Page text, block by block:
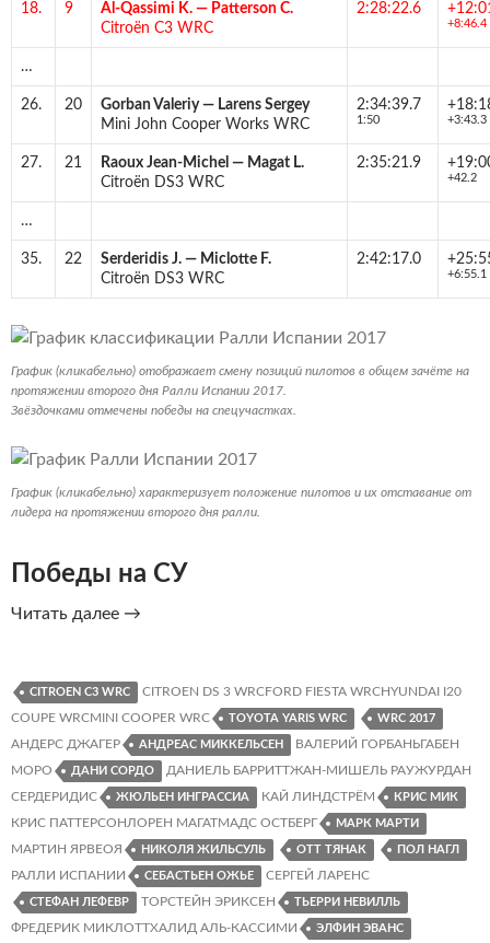
18. 9 Al-Qassimi K. — Patterson C.
Citroën C3 WRC
2:28:22.6
+8:46.4
…
26. 20 Gorban Valeriy— Larens Sergey
Mini John Cooper Works WRC
2:34:39.7
1:50 +3:43.3
27. 21 Raoux Jean-Michel — Magat L.
Citroën DS3 WRC
2:35:21.9
+42.2
…
35. 22 Serderidis J. — Miclotte F.
Citroën DS3 WRC
2:42:17.0
+6:55.1
График (кликабельно) отображает смену позиций пилотов в общем зачёте на
протяжении второго дня Ралли Испании 2017.
Звёздочками отмечены победы на спецучастках.
График (кликабельно) характеризует положение пилотов и их отставание от
лидера на протяжении второго дня ралли.
Победы на СУ
Читать далее Ралли
День
2.
Классификация,
статистика,
графики
→
CITROEN C3 WRC
CITROEN DS 3 WRCFORD FIESTA WRCHYUNDAI I20
COUPE WRCMINI COOPER WRC
TOYOTA YARIS WRC WRC 2017
АНДЕРС ДЖАГЕР АНДРЕАС МИККЕЛЬСЕН
ВАЛЕРИЙ ГОРБАНЬГАБЕН
МОРО
ДАНИ СОРДО
ДАНИЕЛЬ БАРРИТТЖАН-МИШЕЛЬ РАУЖУРДАН
СЕРДЕРИДИС
ЖЮЛЬЕН ИНГРАССИА КАЙ ЛИНДСТРЁМ КРИС МИК
КРИС ПАТТЕРСОНЛОРЕН МАГАТМАДС ОСТБЕРГ МАРК МАРТИ
МАРТИН ЯРВЕОЯ НИКОЛЯ ЖИЛЬСУЛЬ ОТТ ТЯНАК ПОЛ НАГЛ
РАЛЛИ ИСПАНИИ СЕБАСТЬЕН ОЖЬЕ СЕРГЕЙ ЛАРЕНС
СТЕФАН ЛЕФЕВР ТОРСТЕЙН ЭРИКСЕН ТЬЕРРИ НЕВИЛЛЬ
ФРЕДЕРИК МИКЛОТТХАЛИД АЛЬ-КАССИМИ ЭЛФИН ЭВАНС